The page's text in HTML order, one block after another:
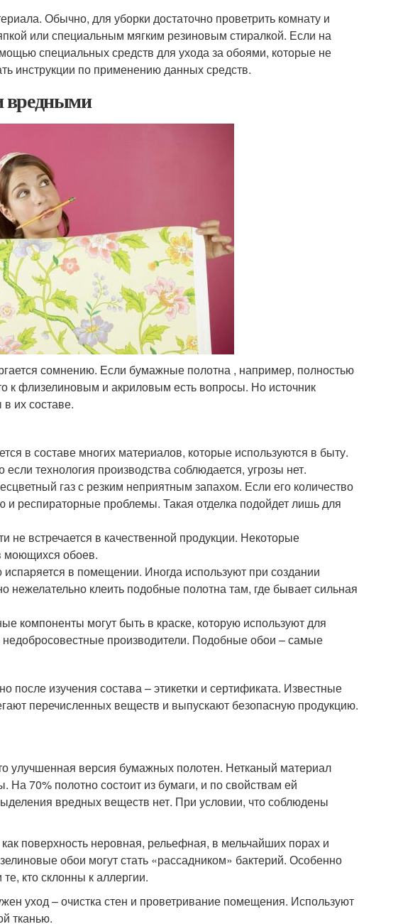
Обычно, для уборки достаточно проветрить комнату и
или специальным мягким резиновым стиралкой. Если на
специальных средств для ухода за обоями, которые не
инструкции по применению данных средств.
вредными
сомнению. Если бумажные полотна , например, полностью
к флизелиновым и акриловым есть вопросы. Но источник
их составе.
в составе многих материалов, которые используются в быту.
технология производства соблюдается, угрозы нет.
газ с резким неприятным запахом. Если его количество
и респираторные проблемы. Такая отделка подойдет лишь для
не встречается в качественной продукции. Некоторые
моющихся обоев.
в помещении. Иногда используют при создании
клеить подобные полотна там, где бывает сильная
компоненты могут быть в краске, которую используют для
производители. Подобные обои – самые
изучения состава – этикетки и сертификата. Известные
перечисленных веществ и выпускают безопасную продукцию.
улучшенная версия бумажных полотен. Нетканый материал
На 70% полотно состоит из бумаги, и по свойствам ей
вредных веществ нет. При условии, что соблюдены
поверхность неровная, рельефная, в мельчайших порах и
обои могут стать «рассадником» бактерий. Особенно
кто склонны к аллергии.
уход – очистка стен и проветривание помещения. Используют
тканью.